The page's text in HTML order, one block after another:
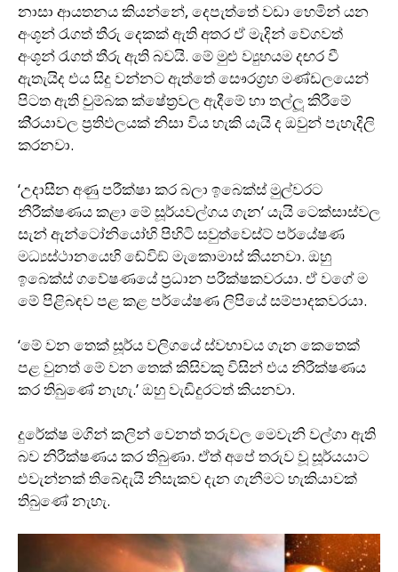
නාසා ආයතනය කියන්නේ, දෙපැත්තේ වඩා හෙමින් යන
අංශූන් රැගත් තීරු දෙකක් ඇති අතර ඒ මැදින් වේගවත්
අංශූන් රැගත් තීරු ඇති බවයි. මේ මුළු ව්‍යුහයම දඟර වී
ඇතැයිද එය සිදු වන්නට ඇත්තේ සෞරග‍්‍රහ මණ්ඩලයෙන්
පිටත ඇති චුම්බක ක්ෂේත‍්‍රවල ඇදීමේ හා තල්ලූ කිරීමේ
කි‍්‍රයාවල ප‍්‍රතිඵලයක් නිසා විය හැකි යැයි ද ඔවුන් පැහැදිලි
කරනවා.
‘උදාසීන අණු පරීක්ෂා කර බලා ඉබෙක්ස් මුල්වරට
නීරීක්ෂණය කළා මේ සූර්යවල්ගය ගැන’ යැයි ටෙක්සාස්වල
සැන් ඇන්ටෝනියෝහි පිහිටි සවුත්වෙස්ට් පර්යේෂණ
මධ්‍යස්ථානයෙහි ඬේවිඞ් මැකොමාස් කියනවා. ඔහු
ඉබෙක්ස් ගවේෂණයේ ප‍්‍රධාන පරීක්ෂකවරයා. ඒ වගේ ම
මේ පිළිබඳව පළ කළ පර්යේෂණ ලිපියේ සම්පාදකවරයා.
‘මේ වන තෙක් සූර්ය වලිගයේ ස්වභාවය ගැන කෙතෙක්
පළ වුනත් මේ වන තෙක් කිසිවකු විසින් එය නිරීක්ෂණය
කර තිබුණේ නැහැ.’ ඔහු වැඩිදුරටත් කියනවා.
දුරේක්ෂ මගින් කලින් වෙනත් තරුවල මෙවැනි වල්ගා ඇති
බව නිරීක්ෂණය කර තිබුණා. ඒත් අපේ තරුව වූ සූර්යයාට
එවැන්නක් තිබේදැයි නිසැකව දැන ගැනීමට හැකියාවක්
තිබුණේ නැහැ.